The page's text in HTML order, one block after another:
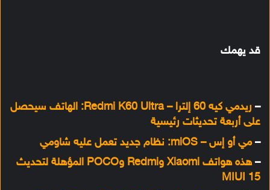
قد يهمك
–
ريدمي كيه 60 إلترا – Redmi K60 Ultra: الهاتف سيحصل
على أربعة تحديثات رئيسية
–مي أو إس – miOS: نظام جديد تعمل عليه شاومي
–
هذه هواتف Xiaomi وRedmi وPOCO المؤهلة لتحديث
MIUI 15